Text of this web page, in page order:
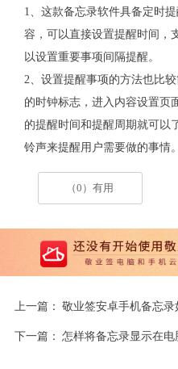
1、这款备忘录软件具备定时
容，可以直接设置提醒时间，
以设置重要事项间隔提醒。
2、设置提醒事项的方法也比
的时钟标志，进入内容设置页
的提醒时间和提醒周期就可以
铃声来提醒用户需要做的事情。
（0）有用
上一篇： 敬业签安卓手机备忘
下一篇： 怎样将备忘录显示在电